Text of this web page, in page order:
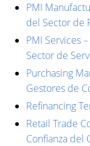
PMI
del Sector de
PMI Services
Sector de
Purchasing
Gestores de
Refinancing
Retail Trade
Confianza del